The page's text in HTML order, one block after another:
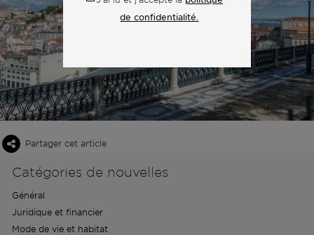
Partager cet article
Catégories de nouvelles
Général
Juridique et financier
Mode de vie et habitat
de confidentialité.